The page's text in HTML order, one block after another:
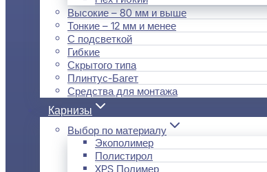
Высокие – 80 мм и выше
Тонкие – 12 мм и менее
С подсветкой
Гибкие
Скрытого типа
Плинтус-Багет
Средства для монтажа
Карнизы
Выбор по материалу
Экополимер
Полистирол
XPS Полимер